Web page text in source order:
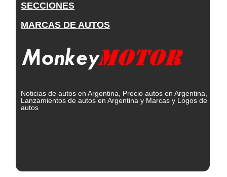
SECCIONES
MARCAS DE AUTOS
Noticias de autos en Argentina, Precio autos en Argentina,
Lanzamientos de autos en Argentina y Marcas y Logos de
autos